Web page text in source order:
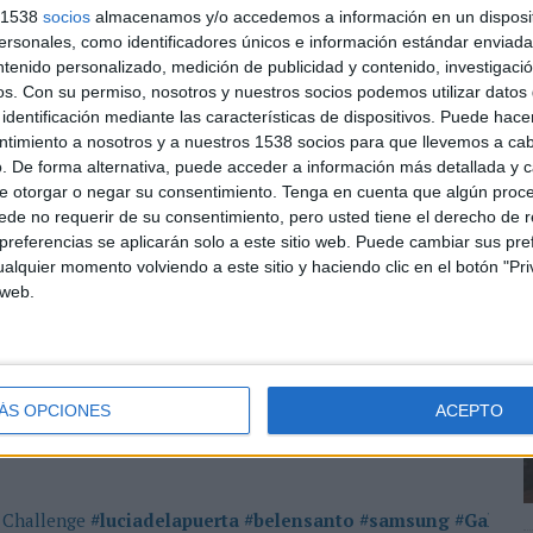
socios almacenamos y/o accedemos a información en un
como identificadores únicos e información estándar
personalizado, medición de publicidad y contenido,
Con su permiso, nosotros y nuestros socios podemos utilizar datos
mediante las características de dispositivos. Puede
a nosotros y a nuestros 1538 socios para que llevemos a
De forma alternativa, puede acceder a información más detallada y
otorgar o negar su consentimiento. Tenga en cuenta que algún
no requerir de su consentimiento, pero usted tiene el derecho de
se aplicarán solo a este sitio web. Puede cambiar sus
momento volviendo a este sitio y haciendo clic en el botón
OPCIONES ACEPTO
clave para conectar marcas y audiencias a
relevantes.
premios, mientras que España firmó una
nueve oros y dos premios platino, reforzando su
experiencial.
Immersive Exhibition’ en las categorías de
of audiovisual, impulsado por MAD Artes Digitales;
show, B2C event, brand experience -
a cabo por Acciona para Samsung. Este último
outdoor experience y un bronce en
se hizo con el oro en la categoría conference,
El último oro fue para ‘Retile floor - Sustainable
solution, impulsado por 4foreverything.
#luciadelapuerta #belensanto #samsung #Galaxy